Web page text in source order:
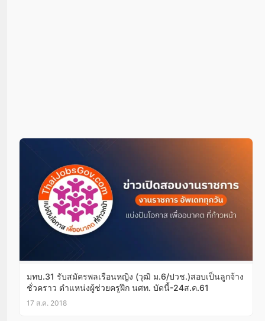
มทบ.31 รับสมัครพลเรือนหญิง (วุฒิ ม.6/ปวช.)สอบเป็นลูกจ้าง
ชั่วคราว ตำแหน่งผู้ช่วยครูฝึก นศท. บัดนี้-24ส.ค.61
17 ส.ค. 2018